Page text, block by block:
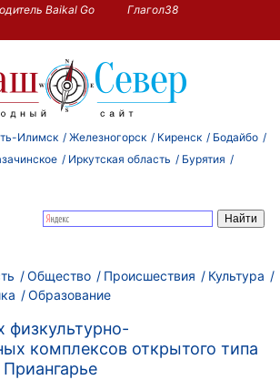
Baikal Go
Глагол38
Илимск Железногорск Киренск
Бодайбо
Иркутская область
Бурятия
Общество Происшествия Культура
Образование
физкультурно-
комплексов открытого типа